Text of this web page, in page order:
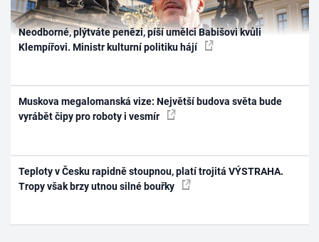
Neodborné, plýtváte penězi, píší umělci Babišovi kvůli
Klempířovi. Ministr kulturní politiku hájí
Muskova megalomanská vize: Největší budova světa bude
vyrábět čipy pro roboty i vesmír
Teploty v Česku rapidně stoupnou, platí trojitá VÝSTRAHA.
Tropy však brzy utnou silné bouřky